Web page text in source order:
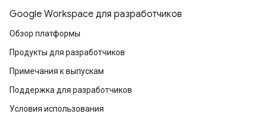
Google Workspace для разработчиков
Обзор платформы
Продукты для разработчиков
Примечания к выпускам
Поддержка для разработчиков
Условия использования